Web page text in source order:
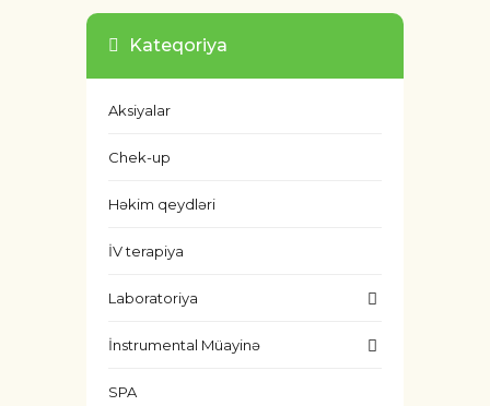
Kateqoriya
Aksiyalar
Chek-up
Həkim qeydləri
İV terapiya
Laboratoriya
İnstrumental Müayinə
SPA